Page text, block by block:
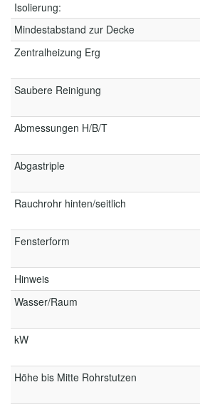
Isolierung:
Mindestabstand zur Decke
Zentralheizung Erg
Saubere Reinigung
Abmessungen H/B/T
Abgastriple
Rauchrohr hinten/seitlich
Fensterform
Hinweis
Wasser/Raum
kW
Höhe bis Mitte Rohrstutzen